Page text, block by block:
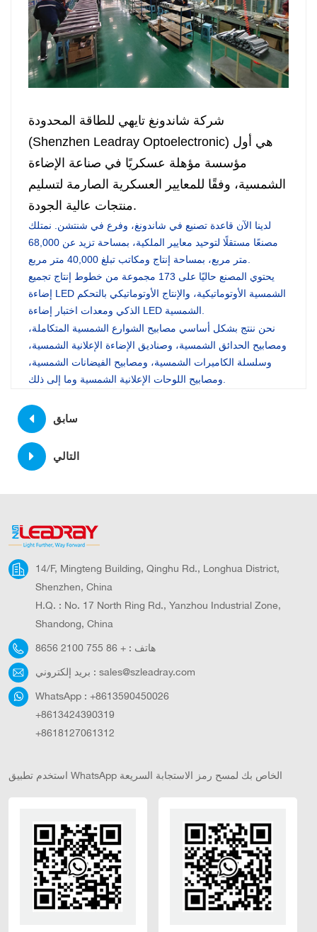
شركة شاندونغ تايهي للطاقة المحدودة
(Shenzhen Leadray Optoelectronic) هي أول
مؤسسة مؤهلة عسكريًا في صناعة الإضاءة
الشمسية، وفقًا للمعايير العسكرية الصارمة لتسليم
منتجات عالية الجودة.
لدينا الآن قاعدة تصنيع في شاندونغ، وفرع في شنتشن. نمتلك
مصنعًا مستقلًا لتوحيد معايير الملكية، بمساحة تزيد عن 68,000
متر مربع، بمساحة إنتاج ومكاتب تبلغ 40,000 متر مربع.
يحتوي المصنع حاليًا على 173 مجموعة من خطوط إنتاج تجميع
إضاءة LED الشمسية الأوتوماتيكية، والإنتاج الأوتوماتيكي بالتحكم
الذكي ومعدات اختبار إضاءة LED الشمسية.
نحن ننتج بشكل أساسي مصابيح الشوارع الشمسية المتكاملة،
ومصابيح الحدائق الشمسية، وصناديق الإضاءة الإعلانية الشمسية،
وسلسلة الكاميرات الشمسية، ومصابيح الفيضانات الشمسية،
ومصابيح اللوحات الإعلانية الشمسية وما إلى ذلك.
سابق
التالي
14/F, Mingteng Building, Qinghu Rd., Longhua District,
Shenzhen, China
H.Q. : No. 17 North Ring Rd., Yanzhou Industrial Zone,
Shandong, China
هاتف : + 86 755 2100 8656
بريد إلكتروني : sales@szleadray.com
WhatsApp : +8613590450026
+8613424390319
+8618127061312
استخدم تطبيق WhatsApp الخاص بك لمسح رمز الاستجابة السريعة